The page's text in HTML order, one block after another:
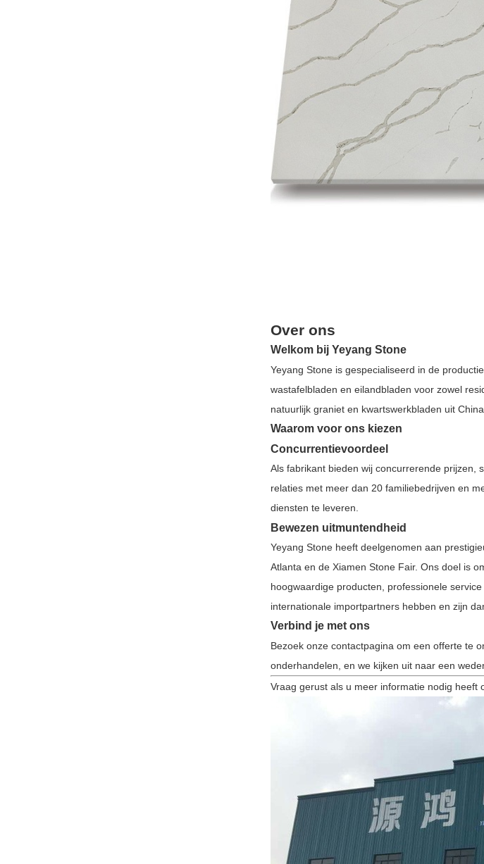
Over ons
Welkom bij Yeyang Stone
Yeyang Stone is gespecialiseerd in de
wastafelbladen en eilandbladen voor zowel
natuurlijk graniet en kwartswerkbladen uit China
Waarom voor ons kiezen
Concurrentievoordeel
Als fabrikant bieden wij concurrerende prijzen,
relaties met meer dan 20 familiebedrijven en
diensten te leveren.
Bewezen uitmuntendheid
Yeyang Stone heeft deelgenomen aan
Atlanta en de Xiamen Stone Fair. Ons doel is
hoogwaardige producten, professionele
internationale importpartners hebben en zijn
Verbind je met ons
Bezoek onze contactpagina om een ​​offerte te
onderhandelen, en we kijken uit naar een
Vraag gerust als u meer informatie nodig heeft